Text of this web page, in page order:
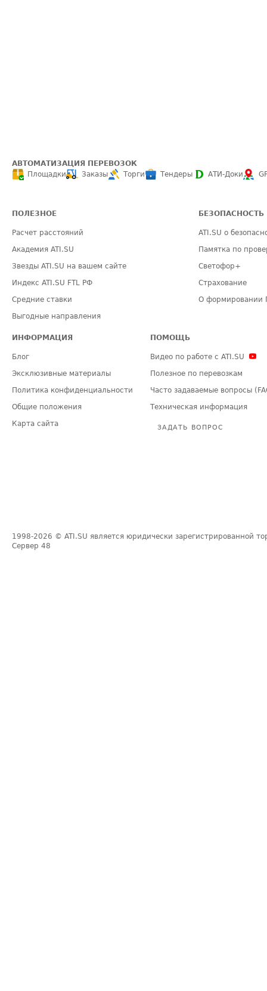
АВТОМАТИЗАЦИЯ ПЕРЕВОЗОК
Площадки
Заказы Торги Тендеры АТИ-Доки
ПОЛЕЗНОЕ
Расчет расстояний
Академия ATI.SU
Звезды ATI.SU на вашем сайте
Индекс ATI.SU FTL РФ
Средние ставки
Выгодные направления
БЕЗОПАСНОСТЬ
ATI.SU о
Памятка по
Светофор+
Страхование
О формировании
ИНФОРМАЦИЯ
Блог
Эксклюзивные материалы
Политика конфиденциальности
Общие положения
Карта сайта
ПОМОЩЬ
Видео по работе с ATI.SU
Полезное по перевозкам
Часто задаваемые вопросы
Техническая информация
ЗАДАТЬ ВОПРОС
1998-2026 © ATI.SU является юридически зарегистрированной
Сервер 48